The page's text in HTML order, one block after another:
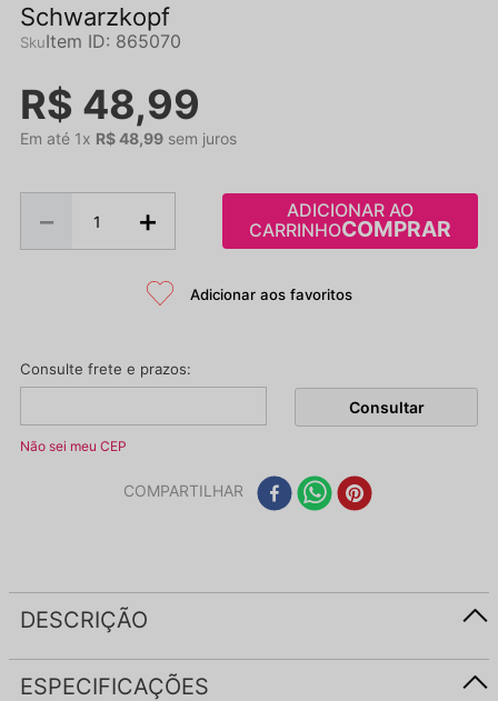
Schwarzkopf
Item ID: 865070
R$ 48,99
Em até 1x R$48,99 sem juros
＋
－
ADICIONAR AO
CARRINHO
Não sei meu CEP
COMPARTILHAR
DESCRIÇÃO
ESPECIFICAÇÕES